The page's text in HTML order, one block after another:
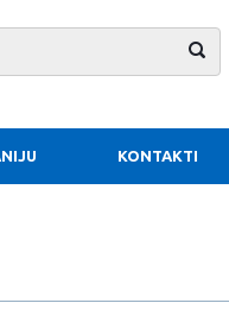
KONTAKTI